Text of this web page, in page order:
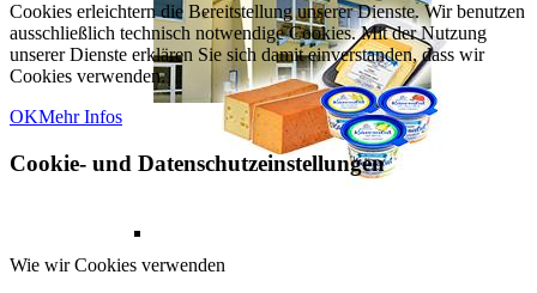
Cookies erleichtern die Bereitstellung unserer Dienste. Wir benutzen
ausschließlich technisch notwendige Cookies. Mit der Nutzung
unserer Dienste erklären Sie sich damit einverstanden, dass wir
Cookies verwenden.
OKMehr Infos
Cookie- und Datenschutzeinstellungen
Wie wir Cookies verwenden